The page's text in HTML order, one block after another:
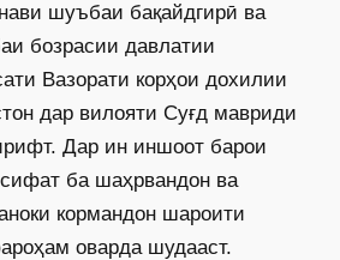
шуъбаи бақайдгирӣ ва
бозрасии давлатии
Вазорати корҳои дохилии
дар вилояти Суғд мавриди
Дар ин иншоот барои
ба шаҳрвандон ва
кормандон шароити
оварда шудааст.